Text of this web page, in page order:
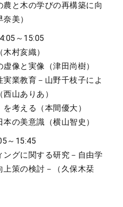
と木の学びの再構築に向
美）
～15:05
村亥織）
像と実像（津田尚樹）
実業教育－山野千枝子によ
山ありあ）
考える（本間優大）
の美意識（横山智史）
～15:45
ングに関する研究－自由学
上策の検討－（久保木栞